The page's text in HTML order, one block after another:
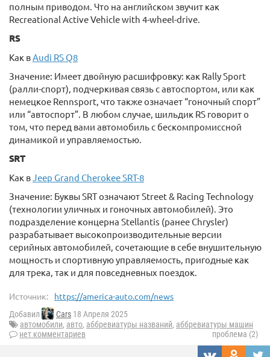
полным приводом. Что на английском звучит как
Recreational Active Vehicle with 4-wheel-drive.
RS
Как вAudi RS Q8
Значение: Имеет двойную расшифровку: как Rally Sport
(ралли-спорт), подчеркивая связь с автоспортом, или как
немецкое Rennsport, что также означает “гоночный спорт”
или “автоспорт”. В любом случае, шильдик RS говорит о
том, что перед вами автомобиль с бескомпромиссной
динамикой и управляемостью.
SRT
Как вJeep Grand Cherokee SRT-8
Значение: Буквы SRT означают Street & Racing Technology
(технологии уличных и гоночных автомобилей). Это
подразделение концерна Stellantis (ранее Chrysler)
разрабатывает высокопроизводительные версии
серийных автомобилей, сочетающие в себе внушительную
мощность и спортивную управляемость, пригодные как
для трека, так и для повседневных поездок.
Источник: https://america-auto.com/news
Добавил Cars 18 Апреля 2025
автомобили, авто, аббревиатуры названий, аббревиатуры машин
нет комментариев
проблема (2)